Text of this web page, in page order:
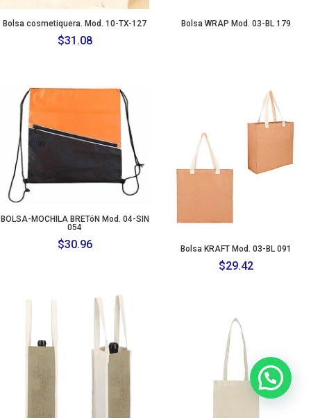
Bolsa cosmetiquera. Mod. 10-TX-127
$31.08
Bolsa WRAP Mod. 03-BL 179
BOLSA-MOCHILA BRETóN Mod. 04-SIN
054
$30.96 Bolsa KRAFT Mod. 03-BL 091
$29.42